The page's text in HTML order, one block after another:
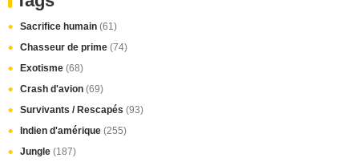
Sacrifice humain (61)
Chasseur de prime (74)
Exotisme (68)
Crash d'avion (69)
Survivants / Rescapés (93)
Indien d'amérique (255)
Jungle (187)